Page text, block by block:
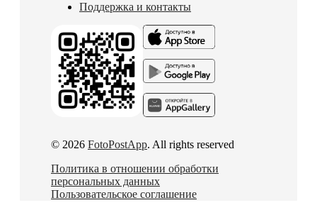
Поддержка и контакты
© 2026 FotoPostApp. All rights reserved
Политика в отношении обработки
персональных данных
Пользовательское соглашение